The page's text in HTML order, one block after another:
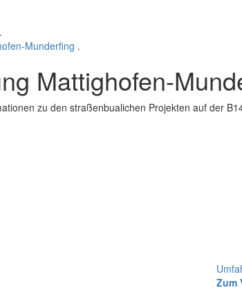
.
Munderfing .
Mattighofen-
zu den straßenbualichen Projekten auf der
Zum